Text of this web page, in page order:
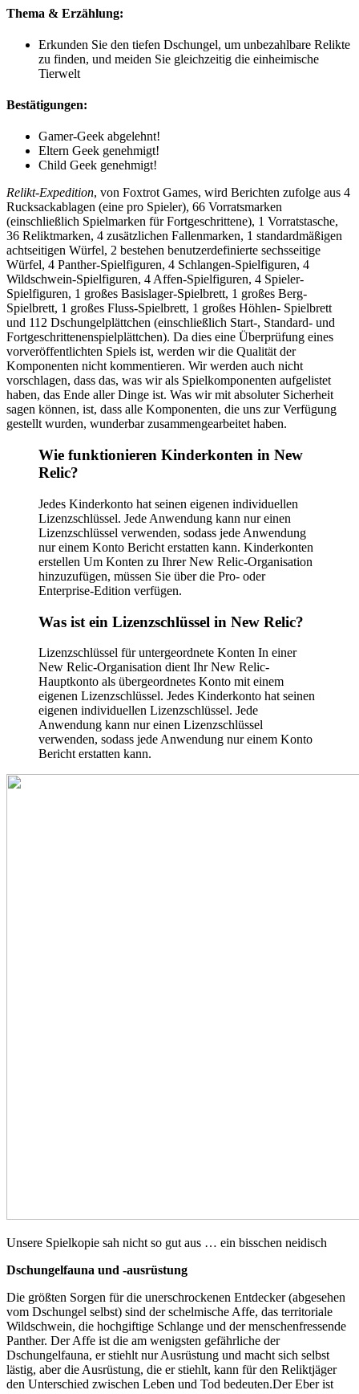
Thema & Erzählung:
Erkunden Sie den tiefen Dschungel, um unbezahlbare Relikte
zu finden, und meiden Sie gleichzeitig die einheimische
Tierwelt
Bestätigungen:
Gamer-Geek abgelehnt!
Eltern Geek genehmigt!
Child Geek genehmigt!
Relikt-Expedition, von Foxtrot Games, wird Berichten zufolge aus 4
Rucksackablagen (eine pro Spieler), 66 Vorratsmarken
(einschließlich Spielmarken für Fortgeschrittene), 1 Vorratstasche,
36 Reliktmarken, 4 zusätzlichen Fallenmarken, 1 standardmäßigen
achtseitigen Würfel, 2 bestehen benutzerdefinierte sechsseitige
Würfel, 4 Panther-Spielfiguren, 4 Schlangen-Spielfiguren, 4
Wildschwein-Spielfiguren, 4 Affen-Spielfiguren, 4 Spieler-
Spielfiguren, 1 großes Basislager-Spielbrett, 1 großes Berg-
Spielbrett, 1 großes Fluss-Spielbrett, 1 großes Höhlen- Spielbrett
und 112 Dschungelplättchen (einschließlich Start-, Standard- und
Fortgeschrittenenspielplättchen). Da dies eine Überprüfung eines
vorveröffentlichten Spiels ist, werden wir die Qualität der
Komponenten nicht kommentieren. Wir werden auch nicht
vorschlagen, dass das, was wir als Spielkomponenten aufgelistet
haben, das Ende aller Dinge ist. Was wir mit absoluter Sicherheit
sagen können, ist, dass alle Komponenten, die uns zur Verfügung
gestellt wurden, wunderbar zusammengearbeitet haben.
Wie funktionieren Kinderkonten in New
Relic?
Jedes Kinderkonto hat seinen eigenen individuellen
Lizenzschlüssel. Jede Anwendung kann nur einen
Lizenzschlüssel verwenden, sodass jede Anwendung
nur einem Konto Bericht erstatten kann. Kinderkonten
erstellen Um Konten zu Ihrer New Relic-Organisation
hinzuzufügen, müssen Sie über die Pro- oder
Enterprise-Edition verfügen.
Was ist ein Lizenzschlüssel in New Relic?
Lizenzschlüssel für untergeordnete Konten In einer
New Relic-Organisation dient Ihr New Relic-
Hauptkonto als übergeordnetes Konto mit einem
eigenen Lizenzschlüssel. Jedes Kinderkonto hat seinen
eigenen individuellen Lizenzschlüssel. Jede
Anwendung kann nur einen Lizenzschlüssel
verwenden, sodass jede Anwendung nur einem Konto
Bericht erstatten kann.
Unsere Spielkopie sah nicht so gut aus … ein bisschen neidisch
Dschungelfauna und -ausrüstung
Die größten Sorgen für die unerschrockenen Entdecker (abgesehen
vom Dschungel selbst) sind der schelmische Affe, das territoriale
Wildschwein, die hochgiftige Schlange und der menschenfressende
Panther. Der Affe ist die am wenigsten gefährliche der
Dschungelfauna, er stiehlt nur Ausrüstung und macht sich selbst
lästig, aber die Ausrüstung, die er stiehlt, kann für den Reliktjäger
den Unterschied zwischen Leben und Tod bedeuten.Der Eber ist